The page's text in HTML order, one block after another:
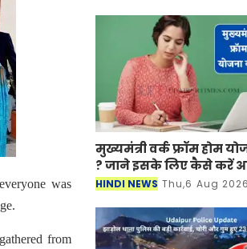
was
from
मुख्यमंत्री वर्क फ्रॉम होम
? जाने इसके लिए कैसे करें
HINDI NEWS Thu,6 Aug 2026